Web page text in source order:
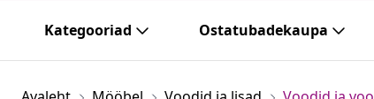
Kategooriad Ostatubadekaupa